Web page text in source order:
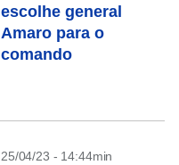
escolhe general
Amaro para o
comando
25/04/23 - 14:44min